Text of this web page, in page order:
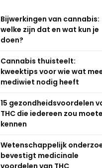
Bijwerkingen van cannabis:
welke zijn dat en wat kun je
doen?
Cannabis thuisteelt:
kweektips voor wie wat
mediwiet nodig heeft
15 gezondheidsvoordelen
THC die iedereen zou
kennen
Wetenschappelijk
bevestigt medicinale
voordelen van THC